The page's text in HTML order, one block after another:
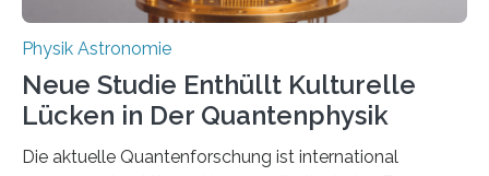
Physik Astronomie
Neue Studie Enthüllt Kulturelle
Lücken in Der Quantenphysik
Die aktuelle Quantenforschung ist international